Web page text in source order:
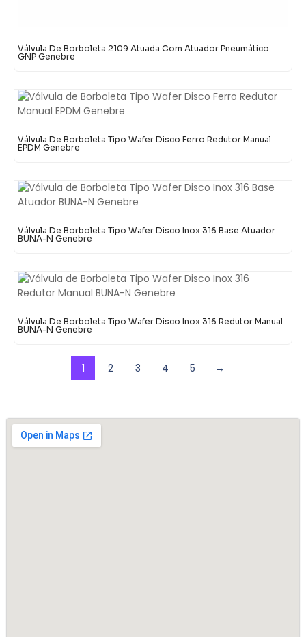
Válvula De Borboleta 2109 Atuada Com Atuador Pneumático
GNP Genebre
Válvula De Borboleta Tipo Wafer Disco Ferro Redutor Manual
EPDM Genebre
Válvula De Borboleta Tipo Wafer Disco Inox 316 Base Atuador
BUNA-N Genebre
Válvula De Borboleta Tipo Wafer Disco Inox 316 Redutor Manual
BUNA-N Genebre
1 2 3 4 5 →